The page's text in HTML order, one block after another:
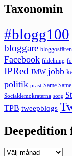
Taxonomin
#blogg100
bloggare bloggosfären
Facebook fildelning
IPRed JMW jobb
politik präst Same
Socialdemokraterna sorg
TPB tweepblogs
Deepedition
Deepedition